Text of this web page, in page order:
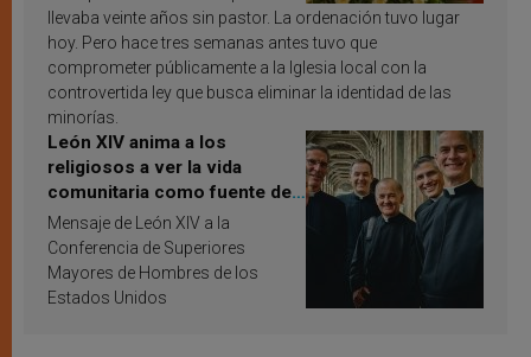
llevaba veinte años sin pastor. La ordenación tuvo lugar
hoy. Pero hace tres semanas antes tuvo que
comprometer públicamente a la Iglesia local con la
controvertida ley que busca eliminar la identidad de las
minorías.
León XIV anima a los
religiosos a ver la vida
comunitaria como fuente de
inspiración y santificación
Mensaje de León XIV a la
Conferencia de Superiores
Mayores de Hombres de los
Estados Unidos